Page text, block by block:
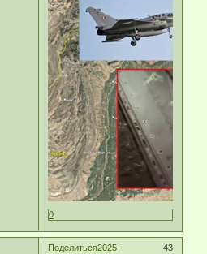
0
Поделиться 43
2025-